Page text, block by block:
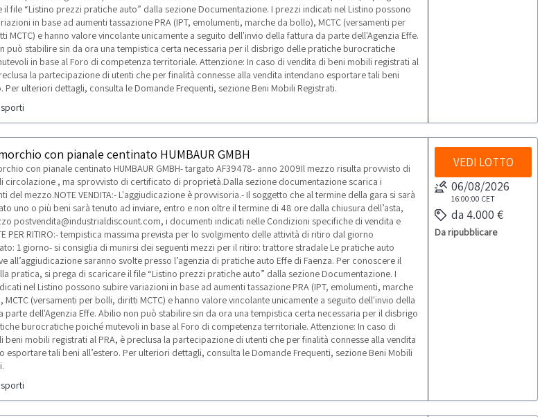
il file “Listino prezzi pratiche auto” dalla sezione Documentazione. I prezzi indicati nel Listino possono
in base ad aumenti tassazione PRA (IPT, emolumenti, marche da bollo), MCTC (versamenti per
MCTC) e hanno valore vincolante unicamente a seguito dell'invio della fattura da parte dell'Agenzia Effe.
può stabilire sin da ora una tempistica certa necessaria per il disbrigo delle pratiche burocratiche
in base al Foro di competenza territoriale. Attenzione: In caso di vendita di beni mobili registrati al
la partecipazione di utenti che per finalità connesse alla vendita intendano esportare tali beni
Per ulteriori dettagli, consulta le Domande Frequenti, sezione Beni Mobili Registrati.
con pianale centinato HUMBAUR GMBH
con pianale centinato HUMBAUR GMBH- targato AF39478- anno 2009Il mezzo risulta provvisto di
circolazione , ma sprovvisto di certificato di proprietà.Dalla sezione documentazione scarica i
del mezzo.NOTE VENDITA:- L'aggiudicazione è provvisoria.- Il soggetto che al termine della gara si sarà
uno o più beni sarà tenuto ad inviare, entro e non oltre il termine di 48 ore dalla chiusura dell’asta,
postvendita@industrialdiscount.com, i documenti indicati nelle Condizioni specifiche di vendita e
PER RITIRO:- tempistica massima prevista per lo svolgimento delle attività di ritiro dal giorno
1 giorno- si consiglia di munirsi dei seguenti mezzi per il ritiro: trattore stradale Le pratiche auto
all’aggiudicazione saranno svolte presso l’agenzia di pratiche auto Effe di Faenza. Per conoscere il
pratica, si prega di scaricare il file “Listino prezzi pratiche auto” dalla sezione Documentazione. I
nel Listino possono subire variazioni in base ad aumenti tassazione PRA (IPT, emolumenti, marche
MCTC (versamenti per bolli, diritti MCTC) e hanno valore vincolante unicamente a seguito dell'invio della
parte dell'Agenzia Effe. Abilio non può stabilire sin da ora una tempistica certa necessaria per il disbrigo
burocratiche poiché mutevoli in base al Foro di competenza territoriale. Attenzione: In caso di
beni mobili registrati al PRA, è preclusa la partecipazione di utenti che per finalità connesse alla vendita
esportare tali beni all’estero. Per ulteriori dettagli, consulta le Domande Frequenti, sezione Beni Mobili
VEDI LOTTO
06/08/2026
16:00:00 CET
da 4.000 €
Da ripubblicare